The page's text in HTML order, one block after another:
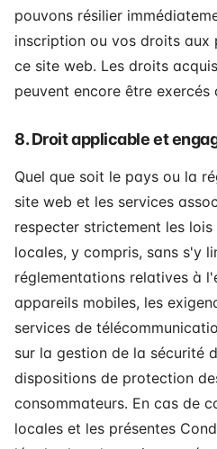
pouvons résilier
inscription ou vos droits aux
ce site web. Les droits
peuvent encore être exercés
8. Droit applicable et
Quel que soit le pays ou la
site web et les services
respecter strictement les
locales, y compris, sans s'y
réglementations relatives à
appareils mobiles, les
services de
sur la gestion de la sécurité
dispositions de protection
consommateurs. En cas de
locales et les présentes